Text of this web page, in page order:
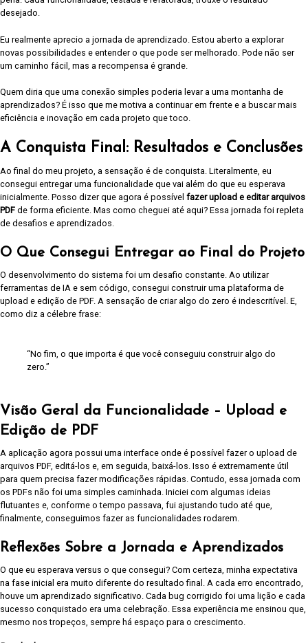
desejado.
Eu realmente aprecio a jornada de aprendizado. Estou aberto a explorar
novas possibilidades e entender o que pode ser melhorado. Pode não ser
um caminho fácil, mas a recompensa é grande.
Quem diria que uma conexão simples poderia levar a uma montanha de
aprendizados? É isso que me motiva a continuar em frente e a buscar mais
eficiência e inovação em cada projeto que toco.
A Conquista Final: Resultados e Conclusões
Ao final do meu projeto, a sensação é de conquista. Literalmente, eu
consegui entregar uma funcionalidade que vai além do que eu esperava
inicialmente. Posso dizer que agora é possível fazer upload e editar arquivos
PDF de forma eficiente. Mas como cheguei até aqui? Essa jornada foi repleta
de desafios e aprendizados.
O Que Consegui Entregar ao Final do Projeto
O desenvolvimento do sistema foi um desafio constante. Ao utilizar
ferramentas de IA e sem código, consegui construir uma plataforma de
upload e edição de PDF. A sensação de criar algo do zero é indescritível. E,
como diz a célebre frase:
“No fim, o que importa é que você conseguiu construir algo do
zero.”
Visão Geral da Funcionalidade – Upload e
Edição de PDF
A aplicação agora possui uma interface onde é possível fazer o upload de
arquivos PDF, editá-los e, em seguida, baixá-los. Isso é extremamente útil
para quem precisa fazer modificações rápidas. Contudo, essa jornada com
os PDFs não foi uma simples caminhada. Iniciei com algumas ideias
flutuantes e, conforme o tempo passava, fui ajustando tudo até que,
finalmente, conseguimos fazer as funcionalidades rodarem.
Reflexões Sobre a Jornada e Aprendizados
O que eu esperava versus o que consegui? Com certeza, minha expectativa
na fase inicial era muito diferente do resultado final. A cada erro encontrado,
houve um aprendizado significativo. Cada bug corrigido foi uma lição e cada
sucesso conquistado era uma celebração. Essa experiência me ensinou que,
mesmo nos tropeços, sempre há espaço para o crescimento.